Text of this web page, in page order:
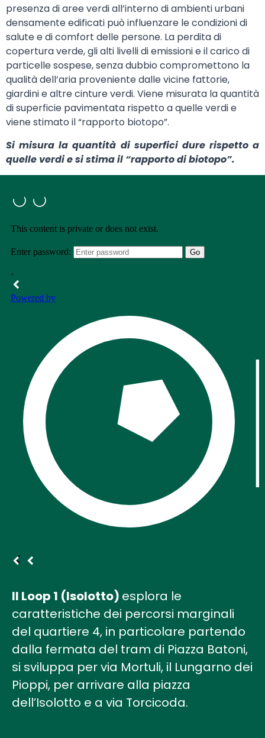
presenza di aree verdi all’interno di ambienti urbani
densamente edificati può influenzare le condizioni di
salute e di comfort delle persone. La perdita di
copertura verde, gli alti livelli di emissioni e il carico di
particelle sospese, senza dubbio compromettono la
qualità dell’aria proveniente dalle vicine fattorie,
giardini e altre cinture verdi. Viene misurata la quantità
di superficie pavimentata rispetto a quelle verdi e
viene stimato il “rapporto biotopo”.
Si misura la quantità di superfici dure rispetto a
quelle verdi e si stima il “rapporto di biotopo”.
Il Loop 1 (Isolotto) esplora le
caratteristiche dei percorsi marginali
del quartiere 4, in particolare partendo
dalla fermata del tram di Piazza Batoni,
si sviluppa per via Mortuli, il Lungarno dei
Pioppi, per arrivare alla piazza
dell’Isolotto e a via Torcicoda.